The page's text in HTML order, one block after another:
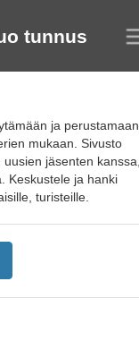
tunnus
ja perustamaan
mukaan. Sivusto
jäsenten kanssa,
Keskustele ja hanki
turisteille.